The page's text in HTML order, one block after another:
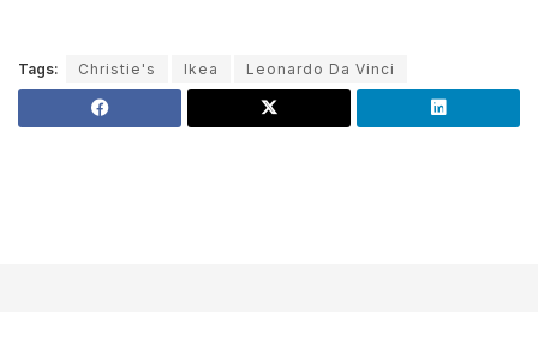
Tags: Christie's Ikea Leonardo Da Vinci